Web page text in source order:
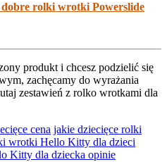
dobre rolki wrotki Powerslide
produkt i chcesz podzielić się
zachęcamy do wyrażania
zestawień z rolko wrotkami dla
cena jakie dziecięce rolki
wrotki Hello Kitty dla dzieci
Kitty dla dziecka opinie